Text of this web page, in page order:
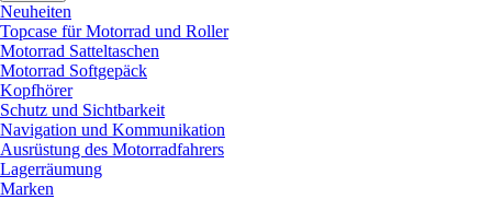
Neuheiten
Topcase für Motorrad und Roller
Motorrad Satteltaschen
Motorrad Softgepäck
Kopfhörer
Schutz und Sichtbarkeit
Navigation und Kommunikation
Ausrüstung des Motorradfahrers
Lagerräumung
Marken